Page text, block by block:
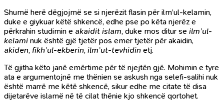
Shumë herë dëgjojmë se si njerëzit flasin për ilm’ul-kelamin,
duke e giykuar këtë shkencë, edhe pse po këta njerëz e
përkrahin studimin e akaidit islam, duke mos ditur se ilm’ul-
kelami nuk është gjë tjetër pos emer tjetër për akaidin,
akiden, fikh’ul-ekberin, ilm’ut-tevhidin etj.
Të gjitha këto janë emërtime për të njejtën gjë. Mohimin e tyre
ata e argumentojnë me thënien se askush nga selefi-salihi nuk
është marrë me këtë shkencë, sikur edhe me citate të disa
dijetarëve islamë në të cilat thënie kjo shkencë qortohet.